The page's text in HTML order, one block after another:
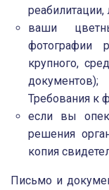
реабилитации,
ваши
фотографии
крупного,
документов);
Требования к
если вы
решения
копия
Письмо и